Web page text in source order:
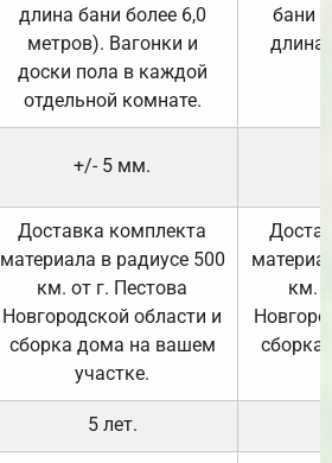
длина бани более 6,0
метров). Вагонки и
доски пола в каждой
отдельной комнате.
бани
длина
+/- 5 мм.
Доставка комплекта
материала в радиусе 500
км. от г. Пестова
Новгородской области и
сборка дома на вашем
участке.
км.
5 лет.